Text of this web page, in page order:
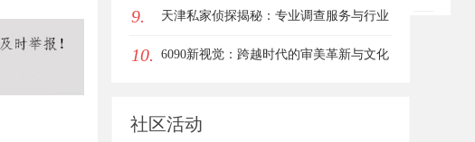
守护真相的专家助力
9. 天津私家侦探揭秘：专业调查服务与行业
现状详细解析
10. 6090新视觉：跨越时代的审美革新与文化
社区活动